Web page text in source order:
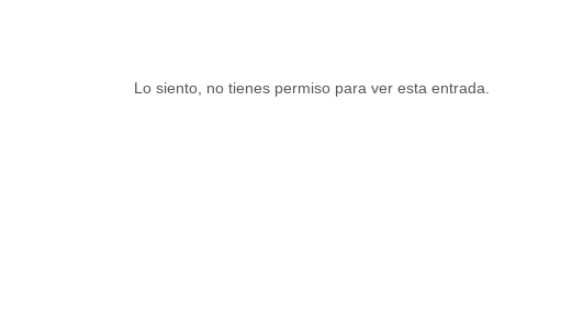
Lo siento, no tienes permiso para ver esta entrada.